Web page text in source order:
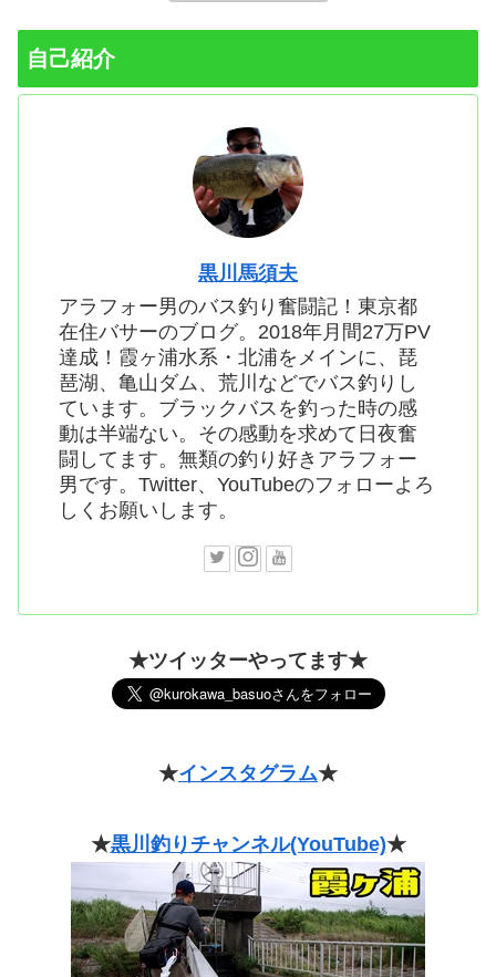
自己紹介
黒川馬須夫
アラフォー男のバス釣り奮闘記！東京都
在住バサーのブログ。2018年月間27万PV
達成！霞ヶ浦水系・北浦をメインに、琵
琶湖、亀山ダム、荒川などでバス釣りし
ています。ブラックバスを釣った時の感
動は半端ない。その感動を求めて日夜奮
闘してます。無類の釣り好きアラフォー
男です。Twitter、YouTubeのフォローよろ
しくお願いします。
★ツイッターやってます★
★インスタグラム★
★黒川釣りチャンネル(YouTube)★